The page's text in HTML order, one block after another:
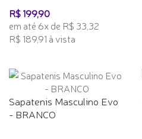
R$ 199,90
em até 6x de R$ 33,32
R$ 189,91 à vista
Sapatenis Masculino Evo
- BRANCO